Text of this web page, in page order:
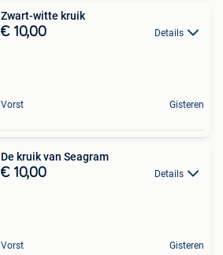
Zwart-witte kruik
€ 10,00 Details
Vorst Gisteren
De kruik van Seagram
€ 10,00 Details
Vorst Gisteren